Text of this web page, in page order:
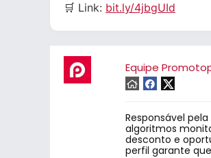
🛒 Link: bit.ly/4jbgUId
Equipe
Responsável
algoritmos
desconto e
perfil garante